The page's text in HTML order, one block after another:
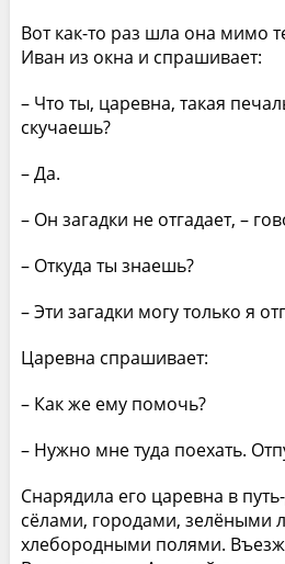
Вот как-то раз шла она мимо
Иван из окна и спрашивает:
– Что ты, царевна, такая
скучаешь?
– Да.
– Он загадки не отгадает, –
– Откуда ты знаешь?
– Эти загадки могу только я
Царевна спрашивает:
– Как же ему помочь?
– Нужно мне туда поехать.
Снарядила его царевна в
сёлами, городами, зелёными
хлебородными полями.